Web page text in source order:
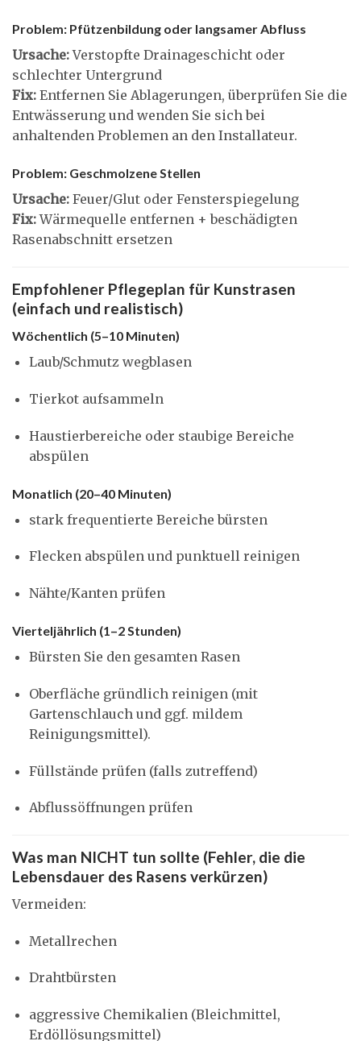
Problem: Pfützenbildung oder langsamer Abfluss
Ursache:Verstopfte Drainageschicht oder
schlechter Untergrund
Fix: Entfernen Sie Ablagerungen, überprüfen Sie die
Entwässerung und wenden Sie sich bei
anhaltenden Problemen an den Installateur.
Problem: Geschmolzene Stellen
Ursache: Feuer/Glut oder Fensterspiegelung
Fix:Wärmequelle entfernen + beschädigten
Rasenabschnitt ersetzen
Empfohlener Pflegeplan für Kunstrasen
(einfach und realistisch)
Wöchentlich (5–10 Minuten)
Laub/Schmutz wegblasen
Tierkot aufsammeln
Haustierbereiche oder staubige Bereiche
abspülen
Monatlich (20–40 Minuten)
stark frequentierte Bereiche bürsten
Flecken abspülen und punktuell reinigen
Nähte/Kanten prüfen
Vierteljährlich (1–2 Stunden)
Bürsten Sie den gesamten Rasen
Oberfläche gründlich reinigen (mit
Gartenschlauch und ggf. mildem
Reinigungsmittel).
Füllstände prüfen (falls zutreffend)
Abflussöffnungen prüfen
Was man NICHT tun sollte (Fehler, die die
Lebensdauer des Rasens verkürzen)
Vermeiden:
Metallrechen
Drahtbürsten
aggressive Chemikalien (Bleichmittel,
Erdöllösungsmittel)